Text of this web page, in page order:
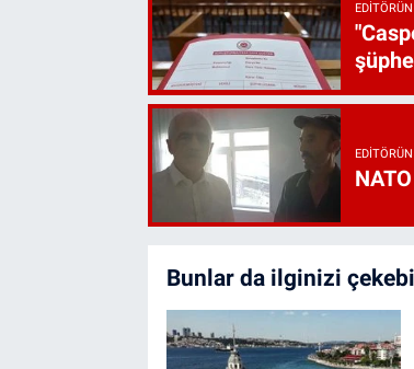
Bunlar da ilginizi